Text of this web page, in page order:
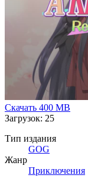
Скачать 400 MB
Загрузок: 25
Тип издания
GOG
Жанр
Приключения